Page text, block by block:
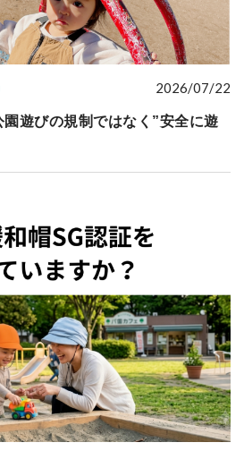
2026/07/22
遊びの規制ではなく”安全に遊